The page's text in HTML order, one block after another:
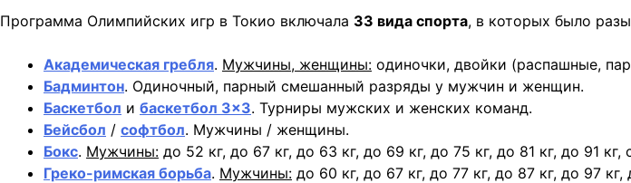
Программа Олимпийских игр в Токио включала 33 вида спорта, в которых было
Академическая гребля. Мужчины, женщины: одиночки, двойки (распашные,
Бадминтон. Одиночный, парный смешанный разряды у мужчин и женщин.
Баскетбол и баскетбол 3×3. Турниры мужских и женских команд.
Бейсбол / софтбол. Мужчины / женщины.
Бокс. Мужчины: до 52 кг, до 67 кг, до 63 кг, до 69 кг, до 75 кг, до 81 кг, до 91 кг,
Греко-римская борьба. Мужчины: до 60 кг, до 67 кг, до 77 кг, до 87 кг, до 97 кг,